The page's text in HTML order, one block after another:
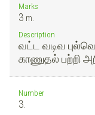
Marks
3 m.
Description
வட்ட வடிவ
காணுதல் பற்றி
Number
3.